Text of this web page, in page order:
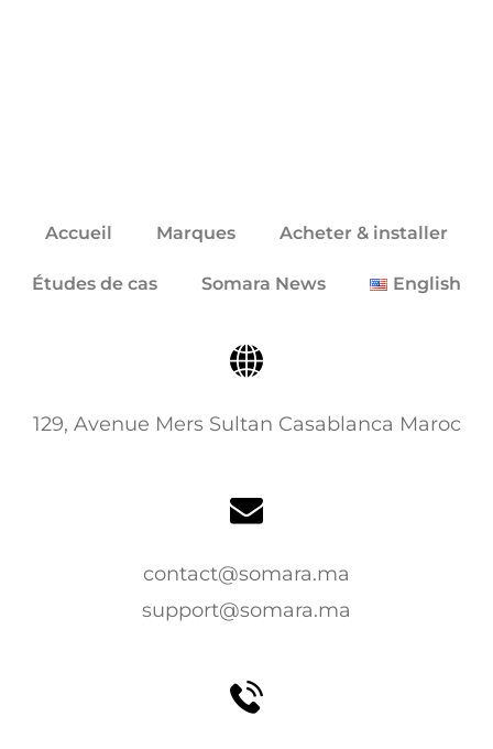
Accueil Marques Acheter & installer
Études de cas Somara News English
129, Avenue Mers Sultan Casablanca Maroc
contact@somara.ma
support@somara.ma